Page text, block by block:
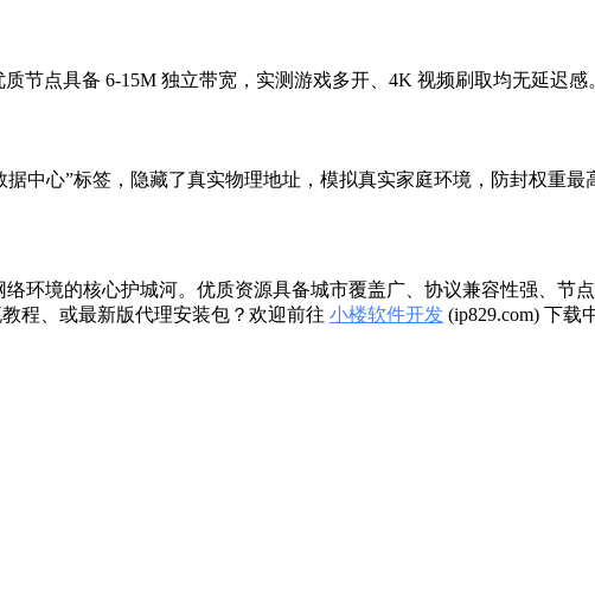
节点具备 6-15M 独立带宽，实测游戏多开、4K 视频刷取均无延迟感
中心”标签，隐藏了真实物理地址，模拟真实家庭环境，防封权重最
环境的核心护城河。优质资源具备城市覆盖广、协议兼容性强、节
程、或最新版代理安装包？欢迎前往 小楼软件开发 (ip829.com) 下